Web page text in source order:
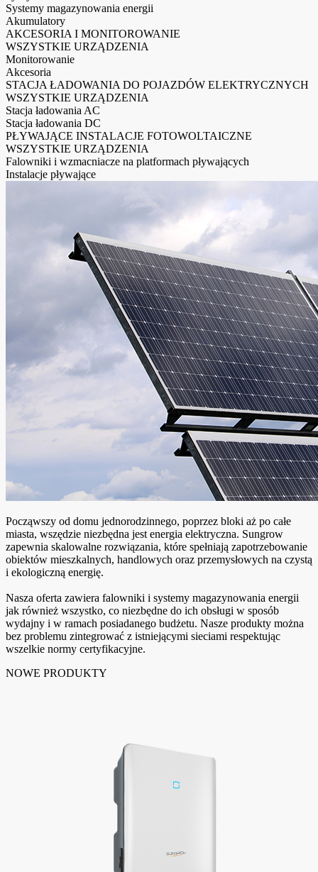
Systemy magazynowania energii
Akumulatory
AKCESORIA I MONITOROWANIE
WSZYSTKIE URZĄDZENIA
Monitorowanie
Akcesoria
STACJA ŁADOWANIA DO POJAZDÓW ELEKTRYCZNYCH
WSZYSTKIE URZĄDZENIA
Stacja ładowania AC
Stacja ładowania DC
PŁYWAJĄCE INSTALACJE FOTOWOLTAICZNE
WSZYSTKIE URZĄDZENIA
Falowniki i wzmacniacze na platformach pływających
Instalacje pływające
Począwszy od domu jednorodzinnego, poprzez bloki aż po całe
miasta, wszędzie niezbędna jest energia elektryczna. Sungrow
zapewnia skalowalne rozwiązania, które spełniają zapotrzebowanie
obiektów mieszkalnych, handlowych oraz przemysłowych na czystą
i ekologiczną energię.
Nasza oferta zawiera falowniki i systemy magazynowania energii
jak również wszystko, co niezbędne do ich obsługi w sposób
wydajny i w ramach posiadanego budżetu. Nasze produkty można
bez problemu zintegrować z istniejącymi sieciami respektując
wszelkie normy certyfikacyjne.
NOWE PRODUKTY